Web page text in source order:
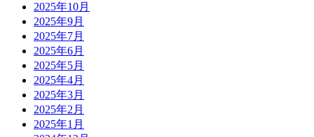
2025年10月
2025年9月
2025年7月
2025年6月
2025年5月
2025年4月
2025年3月
2025年2月
2025年1月